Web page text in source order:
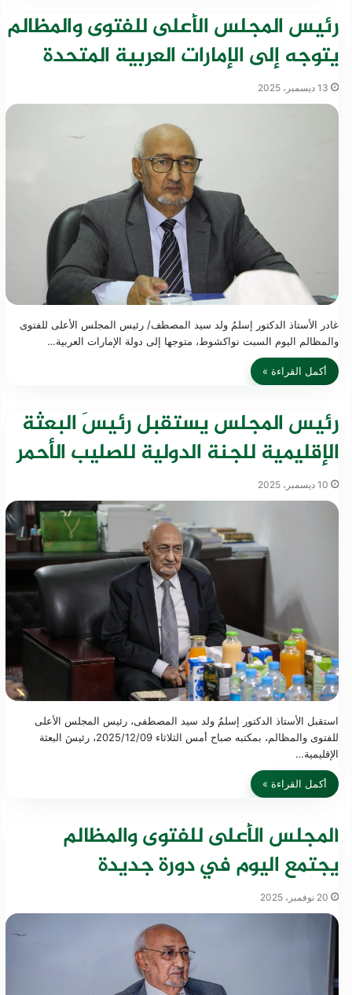
رئيس المجلس الأعلى للفتوى والمظالم
يتوجه إلى الإمارات العربية المتحدة
13 ديسمبر، 2025
غادر الأستاذ الدكتور إسلمُ ولد سيد المصطف/ رئيس المجلس الأعلى للفتوى
والمظالم اليوم السبت نواكشوط، متوجها إلى دولة الإمارات العربية…
أكمل القراءة »
رئيس المجلس يستقبل رئيسَ البعثة
الإقليمية للجنة الدولية للصليب الأحمر
10 ديسمبر، 2025
استقبل الأستاذ الدكتور إسلمُ ولد سيد المصطفى، رئيس المجلس الأعلى
للفتوى والمظالم، بمكتبه صباح أمس الثلاثاء 2025/12/09، رئيسَ البعثة
الإقليمية…
أكمل القراءة »
المجلس الأعلى للفتوى والمظالم
يجتمع اليوم في دورة جديدة
20 نوفمبر، 2025